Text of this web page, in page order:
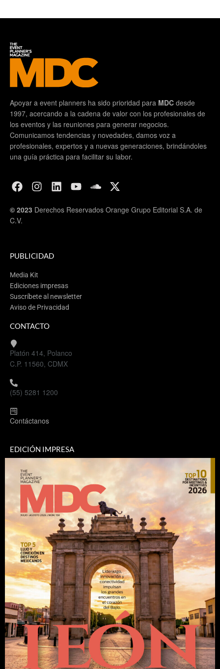
Apoyar a event planners ha sido prioridad para MDC desde
1997, acercando a la cadena de valor con los profesionales de
los eventos y las reuniones para generar negocios.
Comunicamos tendencias y novedades, damos voz a
profesionales, expertos y a nuevas generaciones, brindándoles
una guía práctica para facilitar su labor.
© 2023 Derechos Reservados Orange Grupo Editorial S.A. de
C.V.
PUBLICIDAD
Media Kit
Ediciones impresas
Suscríbete al newsletter
Aviso de Privacidad
CONTACTO
Platón 414, Polanco
C.P. 11560, CDMX
(55) 5281 1200
Contáctanos
EDICIÓN IMPRESA